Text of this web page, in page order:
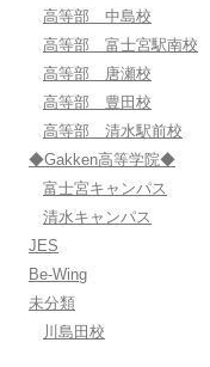
高等部 中島校
高等部 富士宮駅南校
高等部 唐瀬校
高等部 豊田校
高等部 清水駅前校
◆Gakken高等学院◆
富士宮キャンパス
清水キャンパス
JES
Be-Wing
未分類
川島田校